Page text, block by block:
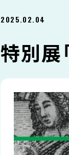
2025.02.04
特別展